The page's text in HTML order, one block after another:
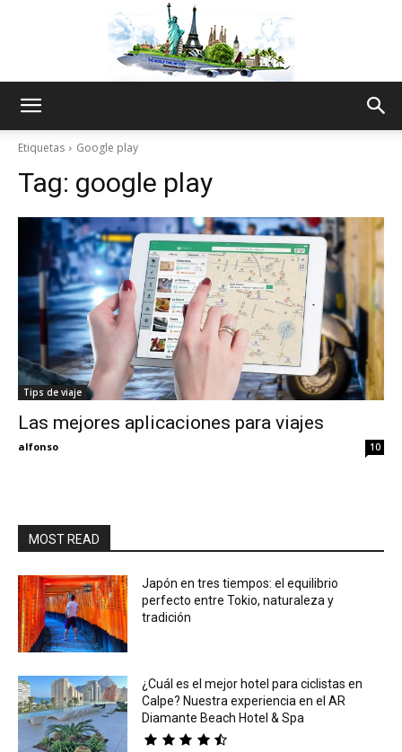
World
Thru
Etiquetas Google play
Tag: google play
Tips de viaje
Las mejores aplicaciones para viajes
alfonso 10
MOST READ
Japón en tres tiempos: el equilibrio
perfecto entre Tokio, naturaleza y
tradición
¿Cuál es el mejor hotel para ciclistas en
Calpe? Nuestra experiencia en el AR
Diamante Beach Hotel & Spa